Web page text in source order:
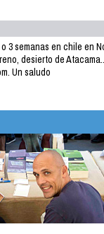
3 semanas en chile en
desierto de
Un saludo